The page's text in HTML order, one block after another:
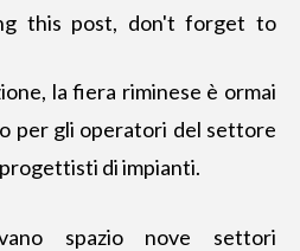
this post, don't forget to
la fiera riminese è ormai
per gli operatori del settore
di impianti.
spazio nove settori